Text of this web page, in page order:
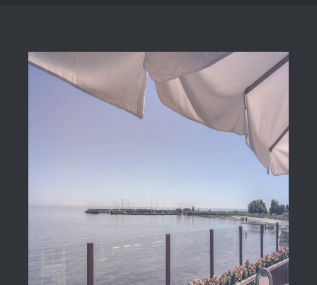
Se
større